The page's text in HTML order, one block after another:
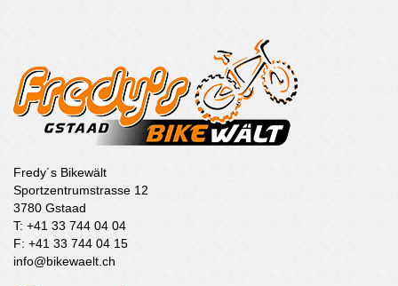
Fredy´s Bikewält
Sportzentrumstrasse 12
3780 Gstaad
T: +41 33 744 04 04
F: +41 33 744 04 15
info@bikewaelt.ch